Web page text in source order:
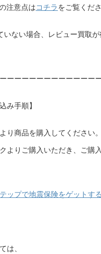
注意点はコチラ をご覧くださ
いない場合、レビュー買取
ーーーーーーーーーーーー
み手順】
り商品を購入してください。
よりご購入いただき、ご購
ップで地震保険をゲットす
は、